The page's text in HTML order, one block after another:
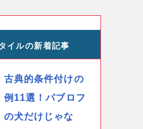
イルの新着記事
古典的条件付けの
例11選！パブロフ
の犬だけじゃな